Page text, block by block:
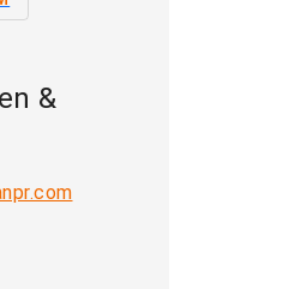
&